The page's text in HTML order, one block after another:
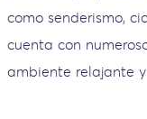
como senderismo,
cuenta con
ambiente relajante